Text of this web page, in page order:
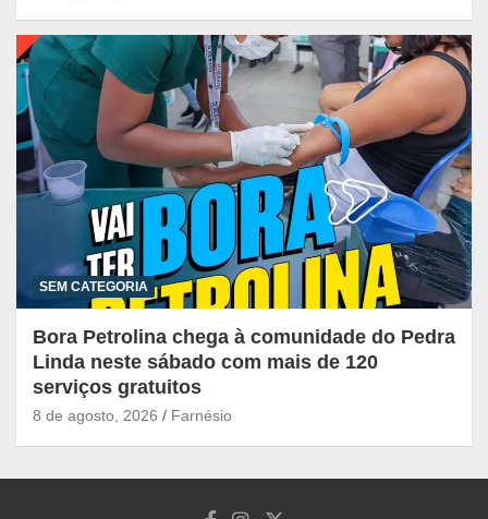
SEM CATEGORIA
Bora Petrolina chega à comunidade do Pedra
Linda neste sábado com mais de 120
serviços gratuitos
8 de agosto, 2026 Farnésio